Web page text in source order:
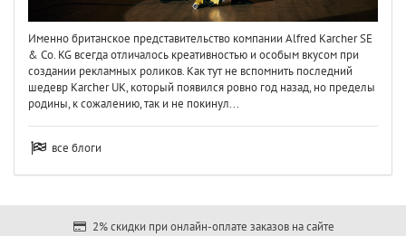
Именно британское представительство компании Alfred Karcher SE
& Co. KG всегда отличалось креативностью и особым вкусом при
создании рекламных роликов. Как тут не вспомнить последний
шедевр Karcher UK, который появился ровно год назад, но пределы
родины, к сожалению, так и не покинул...
все блоги
2% скидки при онлайн-оплате заказов на сайте